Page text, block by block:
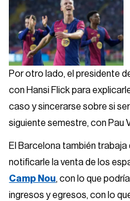
Por otro lado, el presidente
con Hansi Flick para
caso y sincerarse sobre si
siguiente semestre, con Pau
El Barcelona también
notificarle la venta de los
Camp Nou, con lo que
ingresos y egresos, con lo